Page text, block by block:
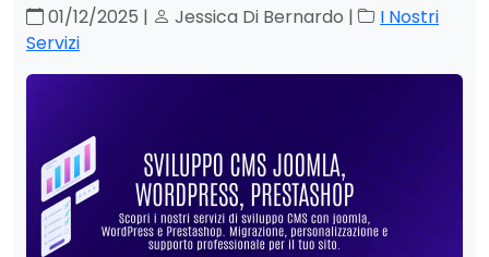
01/12/2025 | Jessica Di Bernardo |
I Nostri
Servizi